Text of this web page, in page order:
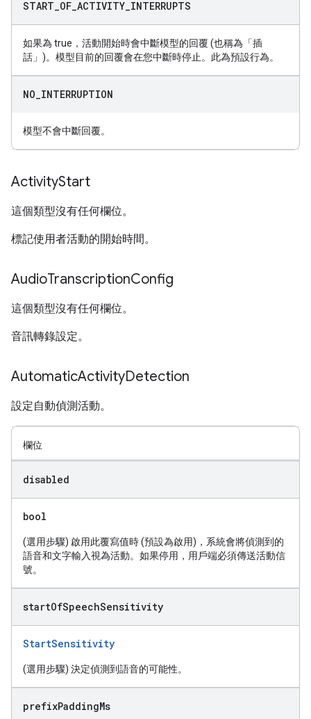
START OF ACTIVITY INTERRUPTS
如果為 true，活動開始時會中斷模型的回覆 (也稱為「插
話」)。模型目前的回覆會在您中斷時停止。此為預設行為。
NO INTERRUPTION
模型不會中斷回覆。
ActivityStart
這個類型沒有任何欄位。
標記使用者活動的開始時間。
AudioTranscriptionConfig
這個類型沒有任何欄位。
音訊轉錄設定。
AutomaticActivityDetection
設定自動偵測活動。
欄位
disabled
bool
(選用步驟) 啟用此覆寫值時 (預設為啟用)，系統會將偵測到的
語音和文字輸入視為活動。如果停用，用戶端必須傳送活動信
號。
startOfSpeechSensitivity
StartSensitivity
(選用步驟) 決定偵測到語音的可能性。
prefixPaddingMs